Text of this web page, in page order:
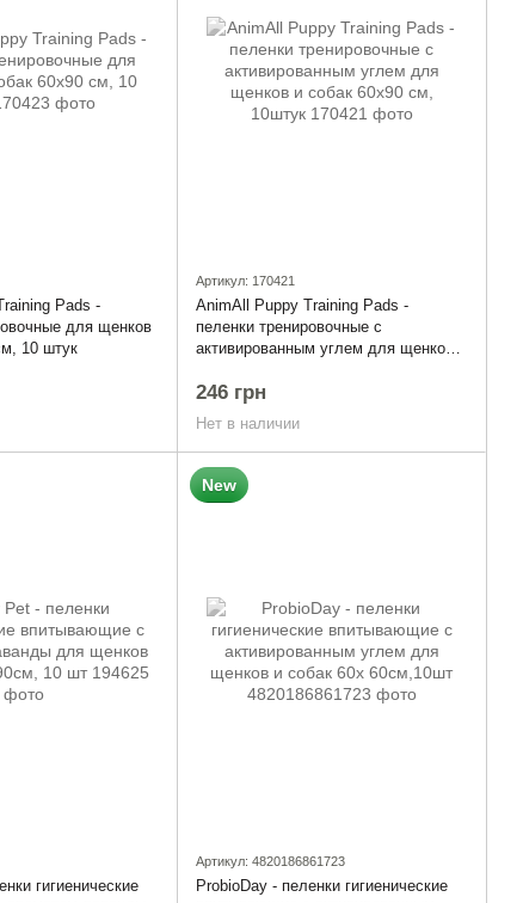
Pads -
для щенков
10 штук
Артикул: 170421
AnimAll Puppy Training Pads -
пеленки тренировочные с
активированным углем для щенков и
246 грн
Нет в наличии
гигиенические
New
Артикул: 4820186861723
ProbioDay - пеленки гигиенические